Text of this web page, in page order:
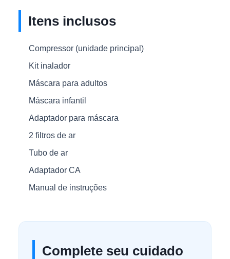
Itens inclusos
Compressor (unidade principal)
Kit inalador
Máscara para adultos
Máscara infantil
Adaptador para máscara
2 filtros de ar
Tubo de ar
Adaptador CA
Manual de instruções
Complete seu cuidado